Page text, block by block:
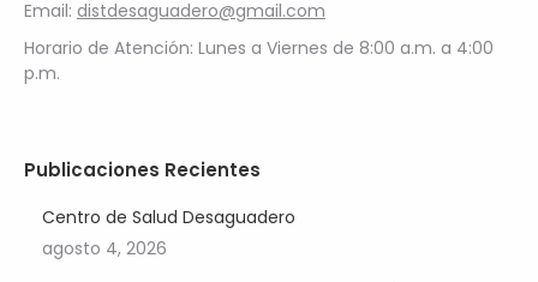
Email: distdesaguadero@gmail.com
Horario de Atención: Lunes a Viernes de 8:00 a.m. a 4:00
p.m.
Publicaciones Recientes
Centro de Salud Desaguadero
agosto 4, 2026